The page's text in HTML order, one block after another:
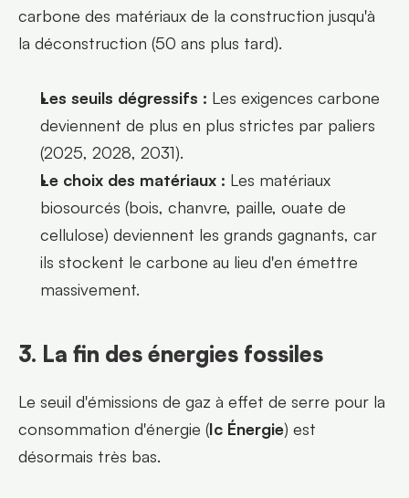
carbone des matériaux de la construction jusqu'à
la déconstruction (50 ans plus tard).
Les seuils dégressifs : Les exigences carbone
deviennent de plus en plus strictes par paliers
(2025, 2028, 2031).
Le choix des matériaux : Les matériaux
biosourcés (bois, chanvre, paille, ouate de
cellulose) deviennent les grands gagnants, car
ils stockent le carbone au lieu d'en émettre
massivement.
3. La fin des énergies fossiles
Le seuil d'émissions de gaz à effet de serre pour la
consommation d'énergie (Ic Énergie) est
désormais très bas.